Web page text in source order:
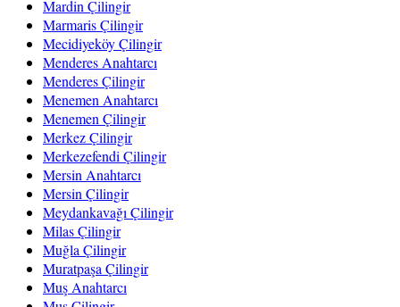
Mardin Çilingir
Marmaris Çilingir
Mecidiyeköy Çilingir
Menderes Anahtarcı
Menderes Çilingir
Menemen Anahtarcı
Menemen Çilingir
Merkez Çilingir
Merkezefendi Çilingir
Mersin Anahtarcı
Mersin Çilingir
Meydankavağı Çilingir
Milas Çilingir
Muğla Çilingir
Muratpaşa Çilingir
Muş Anahtarcı